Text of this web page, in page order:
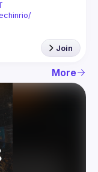
Join
More